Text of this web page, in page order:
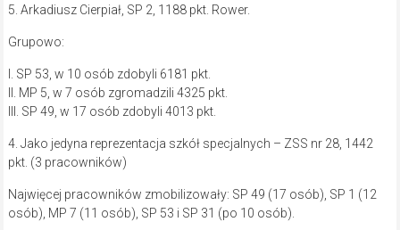
5. Arkadiusz Cierpiał, SP 2, 1188 pkt. Rower.
Grupowo:
I. SP 53, w 10 osób zdobyli 6181 pkt.
II. MP 5, w 7 osób zgromadzili 4325 pkt.
III. SP 49, w 17 osób zdobyli 4013 pkt.
4. Jako jedyna reprezentacja szkół specjalnych – ZSS nr 28, 1442
pkt. (3 pracowników)
Najwięcej pracowników zmobilizowały: SP 49 (17 osób), SP 1 (12
osób), MP 7 (11 osób), SP 53 i SP 31 (po 10 osób).